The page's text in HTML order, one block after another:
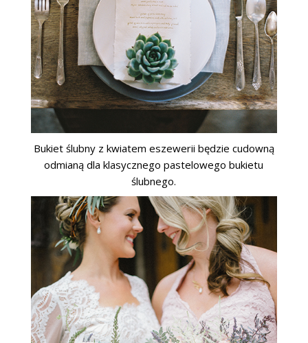
Bukiet ślubny z kwiatem eszewerii będzie cudowną
odmianą dla klasycznego pastelowego bukietu
ślubnego.